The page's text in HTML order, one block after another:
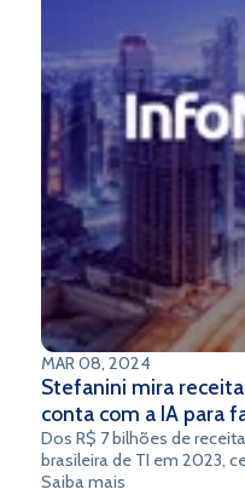
MAR 08, 2024
Stefanini mira
conta com a IA para
Dos R$ 7 bilhões de
brasileira de TI em 2023,
euro.
Saiba mais